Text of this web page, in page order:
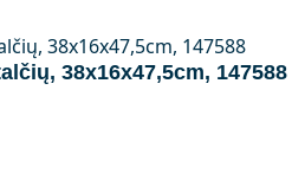
38x16x47,5cm, 147588